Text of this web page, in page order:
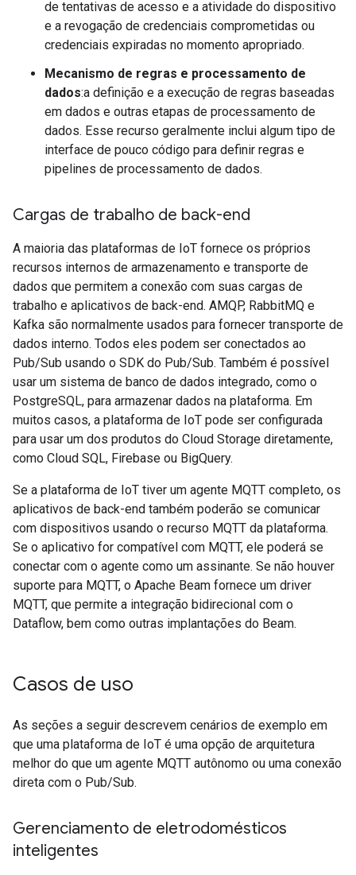
de tentativas de acesso e a atividade do dispositivo
e a revogação de credenciais comprometidas ou
credenciais expiradas no momento apropriado.
Mecanismo de regras e processamento de
dados:a definição e a execução de regras baseadas
em dados e outras etapas de processamento de
dados. Esse recurso geralmente inclui algum tipo de
interface de pouco código para definir regras e
pipelines de processamento de dados.
Cargas de trabalho de back-end
A maioria das plataformas de IoT fornece os próprios
recursos internos de armazenamento e transporte de
dados que permitem a conexão com suas cargas de
trabalho e aplicativos de back-end. AMQP, RabbitMQ e
Kafka são normalmente usados para fornecer transporte de
dados interno. Todos eles podem ser conectados ao
Pub/Sub usando o SDK do Pub/Sub. Também é possível
usar um sistema de banco de dados integrado, como o
PostgreSQL, para armazenar dados na plataforma. Em
muitos casos, a plataforma de IoT pode ser configurada
para usar um dos produtos do Cloud Storage diretamente,
como Cloud SQL, Firebase ou BigQuery.
Se a plataforma de IoT tiver um agente MQTT completo, os
aplicativos de back-end também poderão se comunicar
com dispositivos usando o recurso MQTT da plataforma.
Se o aplicativo for compatível com MQTT, ele poderá se
conectar com o agente como um assinante. Se não houver
suporte para MQTT, o Apache Beam fornece um driver
MQTT, que permite a integração bidirecional com o
Dataflow, bem como outras implantações do Beam.
Casos de uso
As seções a seguir descrevem cenários de exemplo em
que uma plataforma de IoT é uma opção de arquitetura
melhor do que um agente MQTT autônomo ou uma conexão
direta com o Pub/Sub.
Gerenciamento de eletrodomésticos
inteligentes